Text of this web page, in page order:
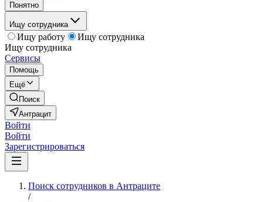
Понятно
Ищу сотрудника
Ищу работу
Ищу сотрудника
Ищу сотрудника
Сервисы
Помощь
Ещё
Поиск
Антрацит
Войти
Войти
Зарегистрироваться
Поиск сотрудников в Антраците
/